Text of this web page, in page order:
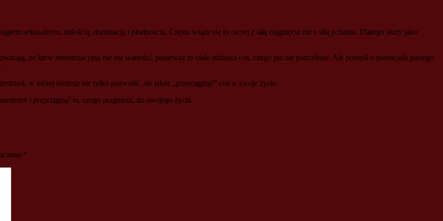
seksualnym, miłością, dominacją i płodnością. Często wiąże się to raczej z siłą ciągnięcia niż z siłą pchania. Dlatego służy jako
że krew menstruacyjna nie ma wartości, ponieważ to ciało odrzuca coś, czego już nie potrzebuje. Ale pomyśl o potencjale pustego
w której możesz nie tylko pozwolić, ale także „przyciągnąć” coś w swoje życie.
i przyciągnąć to, czego pragniesz, do swojego życia.
*